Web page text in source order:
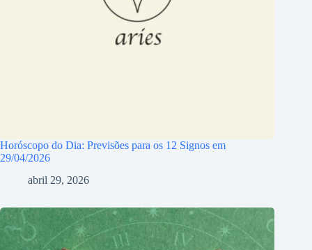
Horóscopo do Dia: Previsões para os 12 Signos em
29/04/2026
abril 29, 2026